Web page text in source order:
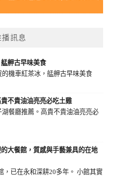
播訊息
舺古早味美食
機車紅茶冰，艋舺古早味美食
不貴油油亮亮必吃土雞
餐廳推薦。高貴不貴油油亮亮必
大餐館，質感與手藝兼具的在地
，已在永和深耕20多年。 小館其實